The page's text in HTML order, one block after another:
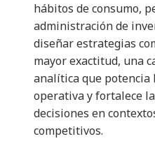
hábitos de consumo,
administración de
diseñar estrategias
mayor exactitud, una
analítica que potencia
operativa y fortalece
decisiones en
competitivos.